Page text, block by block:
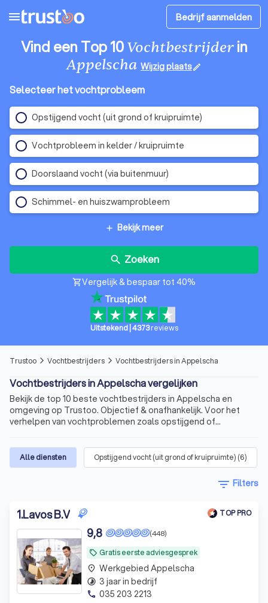
menu Bedrijf aanmelden
Vind een Top 10Vochtbestrijderin
Appelscha Wijzig plaatsedit
Selecteer het vochtprobleem
Opstijgend vocht (uit grond of kruipruimte)
Vochtprobleem in kelder / kruipruimte
Doorslaand vocht (via buitenmuur)
Schimmel- en huiszwamprobleem
add Bekijk meer
search Zoeken
shopping_cartVergelijk & bespaar tot 40%
Uitstekend| 4373 reviews
Trustoo arrow_forward_ios Vochtbestrijders arrow_forward_ios Vochtbestrijders in Appelscha
Vochtbestrijders in Appelscha vergelijken
Bekijk de top 10 beste vochtbestrijders in Appelscha en
omgeving op Trustoo. Objectief & onafhankelijk. Voor het
verhelpen van vochtproblemen zoals opstijgend of
Alle diensten Opstijgend vocht (uit grond of kruipruimte) (6)
filter_list Filters
1. Lavos B.V TOP PRO
local_offer Gratis eerste adviesgesprek
(448)
9,8
place Werkgebied Appelscha
timelapse 3 jaar in bedrijf
phone 035 203 2213